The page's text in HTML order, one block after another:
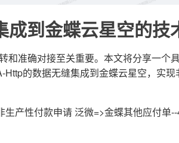
到金蝶云星空的技
和准确对接至关重要。本文将分享一个
的数据无缝集成到金蝶云星空，实
产性付款申请 泛微=>金蝶其他应付单